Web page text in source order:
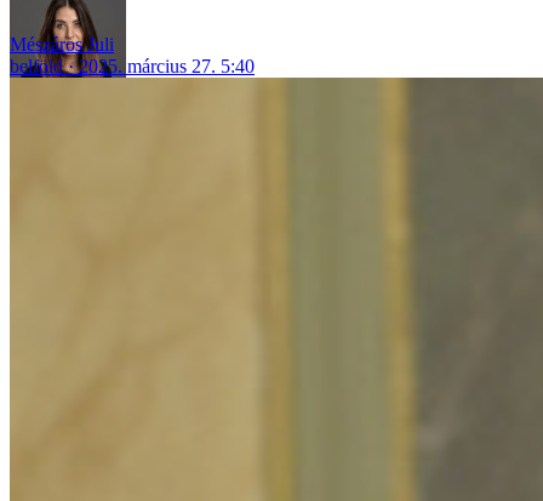
Mészáros Juli
belföld
2025. március 27. 5:40